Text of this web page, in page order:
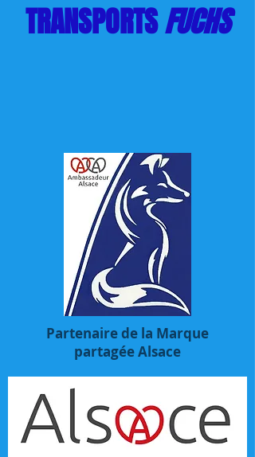
TRANSPORTSFUCHS
Partenaire de la Marque
partagée Alsace